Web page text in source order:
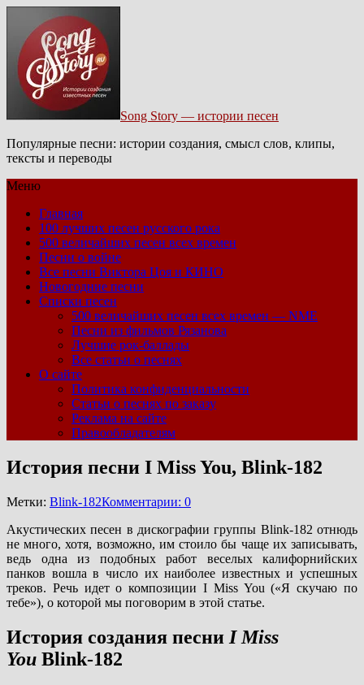
Song Story — истории песен
Популярные песни: истории создания, смысл слов, клипы,
тексты и переводы
Меню
Главная
100 лучших песен русского рока
500 величайших песен всех времен
Песни о войне
Все песни Виктора Цоя и КИНО
Новогодние песни
Списки песен
500 величайших песен всех времен — NME
Песни из фильмов Рязанова
Лучшие рок-баллады
Все статьи о песнях
О сайте
Политика конфиденциальности
Статьи о песнях по заказу
Реклама на сайте
Правообладателям
История песни I Miss You, Blink-182
Метки: Blink-182Комментарии: 0
Акустических песен в дискографии группы Blink-182 отнюдь
не много, хотя, возможно, им стоило бы чаще их записывать,
ведь одна из подобных работ веселых калифорнийских
панков вошла в число их наиболее известных и успешных
треков. Речь идет о композиции I Miss You («Я скучаю по
тебе»), о которой мы поговорим в этой статье.
История создания песни I Miss
You Blink-182